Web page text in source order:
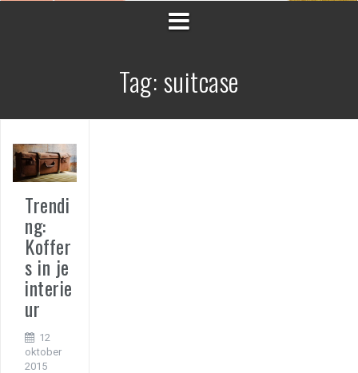
Tag:suitcase
Trendi
ng:
Koffer
s in je
interie
ur
12
oktober
2015